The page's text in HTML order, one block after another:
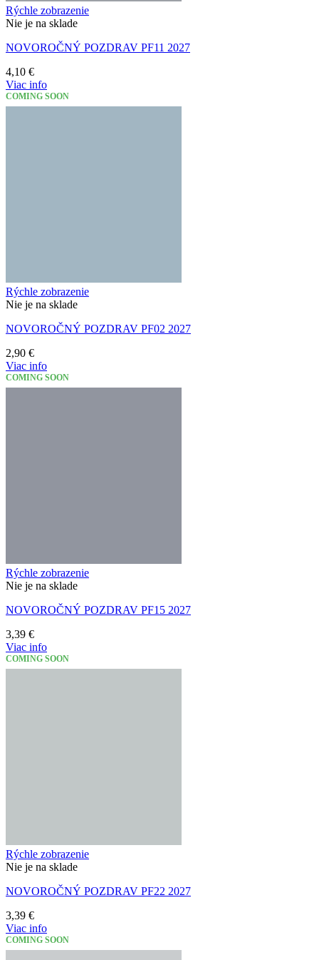
Rýchle zobrazenie
Nie je na sklade
NOVOROČNÝ POZDRAV PF11 2027
4,10 €
Viac info
COMING SOON
Rýchle zobrazenie
Nie je na sklade
NOVOROČNÝ POZDRAV PF02 2027
2,90 €
Viac info
COMING SOON
Rýchle zobrazenie
Nie je na sklade
NOVOROČNÝ POZDRAV PF15 2027
3,39 €
Viac info
COMING SOON
Rýchle zobrazenie
Nie je na sklade
NOVOROČNÝ POZDRAV PF22 2027
3,39 €
Viac info
COMING SOON